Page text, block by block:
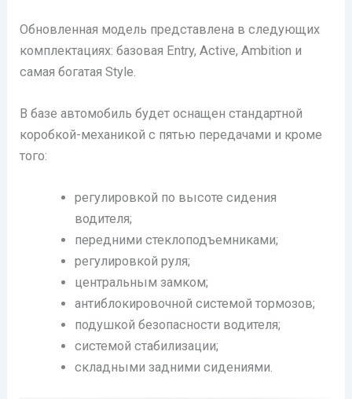
Обновленная модель представлена в следующих
комплектациях: базовая Entry, Active, Ambition и
самая богатая Style.
В базе автомобиль будет оснащен стандартной
коробкой-механикой с пятью передачами и кроме
того:
регулировкой по высоте сидения
водителя;
передними стеклоподъемниками;
регулировкой руля;
центральным замком;
антиблокировочной системой тормозов;
подушкой безопасности водителя;
системой стабилизации;
складными задними сидениями.